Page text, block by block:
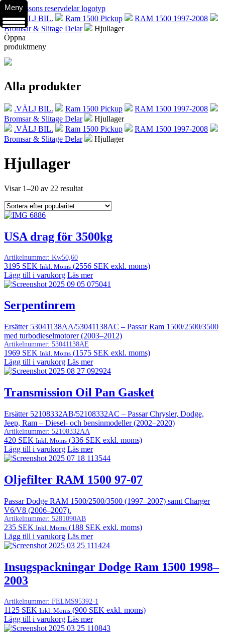
.VÄLJ BIL. Ram 1500 Pickup
RAM 1500 1997-2008
Bromsar & Slitage Delar
Hjullager
Öppna
produktmeny
Alla produkter
.VÄLJ BIL. Ram 1500 Pickup
RAM 1500 1997-2008
Bromsar & Slitage Delar
Hjullager
.VÄLJ BIL.
Ram 1500 Pickup
RAM 1500 1997-2008
Bromsar & Slitage Delar
Hjullager
Hjullager
Visar 1–20 av 22 resultat
USA drag för 3500kg
Artikelnummer: Kw50,60
3195 SEK Inkl. Moms (2556 SEK exkl. moms)
Lägg till i varukorg Läs mer
Serpentinrem
Ersätter 53041138AA/53041138AC – Passar Ram 1500/2500/3500
med turbodieselmotorer (2003–2012)
Artikelnummer: 53041138AE
1969 SEK Inkl. Moms (1575 SEK exkl. moms)
Lägg till i varukorg Läs mer
Transmission Oil Pan Gasket
Ersätter 52108332AB/52108332AC – Passar Chrysler, Dodge,
Jeep, Ram – Diesel- och bensinmodeller (2002–2020)
Artikelnummer: 52108332AA
420 SEK Inkl. Moms (336 SEK exkl. moms)
Lägg till i varukorg Läs mer
Oljefilter RAM 1500 97-07
Passar Dodge RAM 1500/2500/3500 (1997–2007) samt Charger
V6/V8 (2006–2007).
Artikelnummer: 5281090AB
235 SEK Inkl. Moms (188 SEK exkl. moms)
Lägg till i varukorg Läs mer
Insugspackningar Dodge Ram 1500 1998–
2003
Artikelnummer: FELMS95392-1
1125 SEK Inkl. Moms (900 SEK exkl. moms)
Lägg till i varukorg Läs mer
Meny